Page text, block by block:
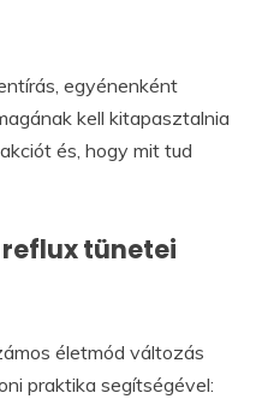
egyénenként
kell kitapasztalnia
és, hogy mit tud
tünetei
életmód változás
praktika segítségével: